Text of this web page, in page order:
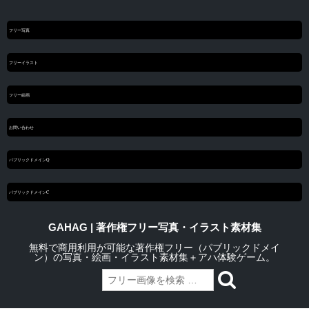
フリー写真
フリーイラスト
フリー絵画
お問い合わせ
パブリックドメインQ
パブリックドメインC
GAHAG | 著作権フリー写真・イラスト素材集
無料で商用利用が可能な著作権フリー（パブリックドメイ
ン）の写真・絵画・イラスト素材集＋アハ体験ゲーム。